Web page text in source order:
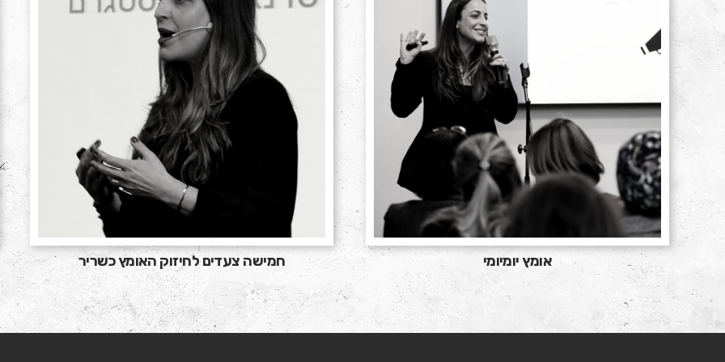
אומץ יומיומי חמישה צעדים לחיזוק האומץ כשריר מניהול